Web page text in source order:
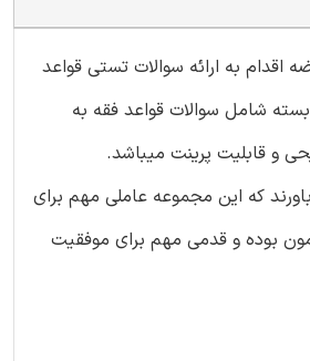
اقدام به ارائه سوالات تستی قواعد
شامل سوالات قواعد فقه به
و قابلیت پرینت میباشد.
که این مجموعه عاملی مهم برای
بوده و قدمی مهم برای موفقیت